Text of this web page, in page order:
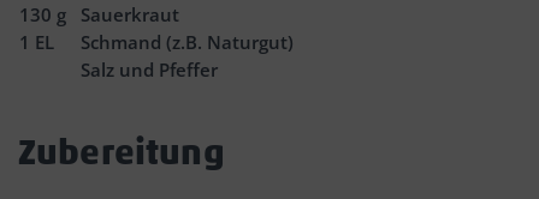
130 g
Sauerkraut
1 EL
Schmand (z.B. Naturgut)
Salz und Pfeffer
Zubereitung